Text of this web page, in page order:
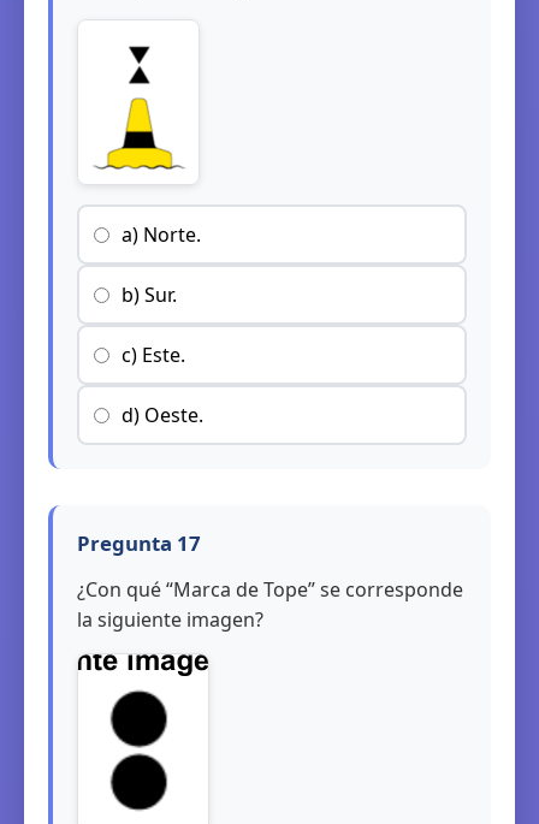
a) Norte.
b) Sur.
c) Este.
d) Oeste.
Pregunta 17
¿Con qué “Marca de Tope” se corresponde
la siguiente imagen?